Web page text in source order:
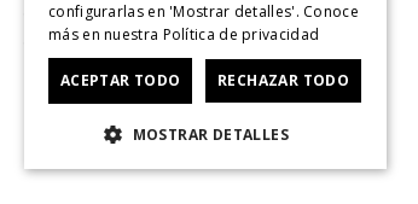
CyberDay
configurarlas en 'Mostrar detalles'. Conoce
más en nuestra Política de privacidad
ACEPTAR TODO RECHAZAR TODO
MOSTRAR DETALLES